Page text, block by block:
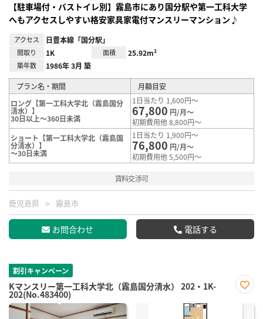
【駐車場付・バストイレ別】霧島市にあり国分駅や第一工科大学
へもアクセスしやすい格安家具家電付マンスリーマンション♪
アクセス 日豊本線「国分駅」
間取り 1K 面積 25.92m²
築年数 1986年 3月 築
プラン名・期間
月額目安
ロング【第一工科大学北（霧島国分
清水）】
30日以上～360日未満
1日当たり 1,600円～
67,800 円/月～
初期費用他 8,800円～
ショート【第一工科大学北（霧島国
分清水）】
～30日未満
1日当たり 1,900円～
76,800 円/月～
初期費用他 5,500円～
賃料交渉可
鹿児島県 霧島市
お問合わせ 電話する
割引キャンペーン
Kマンスリー第一工科大学北（霧島国分清水） 202・1K-
202(No.483400)
に入